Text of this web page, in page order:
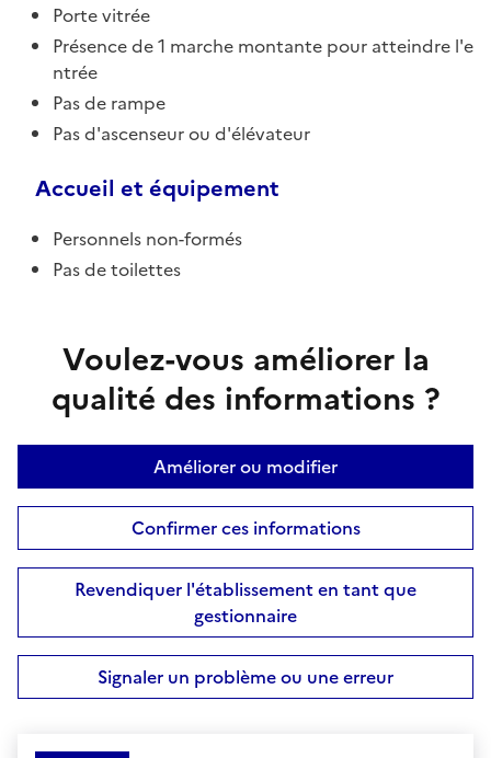
Porte vitrée
Présence de 1 marche montante pour atteindre l'e
ntrée
Pas de rampe
Pas d'ascenseur ou d'élévateur
Accueil et équipement
Personnels non-formés
Pas de toilettes
Voulez-vous améliorer la
qualité des informations ?
Améliorer ou modifier
Confirmer ces informations
Revendiquer l'établissement en tant que
gestionnaire
Signaler un problème ou une erreur